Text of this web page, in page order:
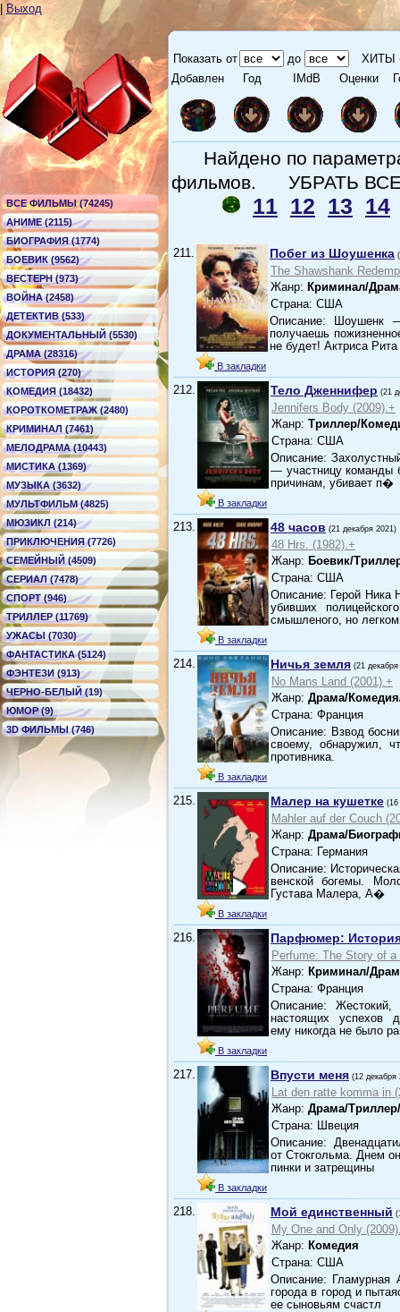
Выход
ВСЕ ФИЛЬМЫ (74245)
АНИМЕ (2115)
БИОГРАФИЯ (1774)
БОЕВИК (9562)
ВЕСТЕРН (973)
ВОЙНА (2458)
ДЕТЕКТИВ (533)
ДОКУМЕНТАЛЬНЫЙ (5530)
ДРАМА (28316)
ИСТОРИЯ (270)
КОМЕДИЯ (18432)
КОРОТКОМЕТРАЖ (2480)
КРИМИНАЛ (7461)
МЕЛОДРАМА (10443)
МИСТИКА (1369)
МУЗЫКА (3632)
МУЛЬТФИЛЬМ (4825)
МЮЗИКЛ (214)
ПРИКЛЮЧЕНИЯ (7726)
СЕМЕЙНЫЙ (4509)
СЕРИАЛ (7478)
СПОРТ (946)
ТРИЛЛЕР (11769)
УЖАСЫ (7030)
ФАНТАСТИКА (5124)
ФЭНТЕЗИ (913)
ЧЕРНО-БЕЛЫЙ (19)
ЮМОР (9)
3D ФИЛЬМЫ (746)
Показать от до
ХИТЫ
Добавлен Год IMdB Оценки
Найдено по
фильмов. УБРАТЬ
11 12 13 14
211.
В закладки
Побег из Шоушенка
The Shawshank
Жанр: Криминал/
Страна: США
Описание: Шоушенк
получаешь
не будет! Актриса
212.
В закладки
Тело Дженнифер (21
Jennifers Body (2009).+
Жанр: Триллер/
Страна: США
Описание:
— участницу команды
причинам, убивает п�
213.
В закладки
48 часов (21 декабря 2021)
48 Hrs. (1982).+
Жанр: Боевик/
Страна: США
Описание: Герой Ника
убивших
смышленого, но
214.
В закладки
Ничья земля (21
No Mans Land (2001).+
Жанр: Драма/
Страна: Франция
Описание: Взвод
своему, обнаружил,
противника.
215.
В закладки
Малер на кушетке (16
Mahler auf der Couch
Жанр: Драма/
Страна: Германия
Описание:
венской богемы.
Густава Малера, А�
216.
В закладки
Парфюмер:
Perfume: The Story of a
Жанр: Криминал/
Страна: Франция
Описание:
настоящих
ему никогда не было
217.
В закладки
Впусти меня (12 декабря
Lat den ratte komma in
Жанр: Драма/
Страна: Швеция
Описание:
от Стокгольма. Днем
пинки и затрещины
218. Мой единственный
My One and Only
Жанр: Комедия
Страна: США
Описание: Гламурная
города в город и
ее сыновьям счастл